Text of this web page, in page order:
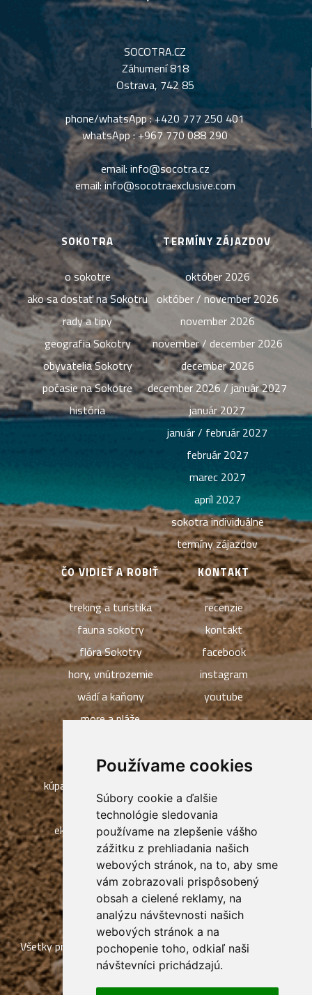
Používame cookies
Súbory cookie a ďalšie
technológie sledovania
používame na zlepšenie vášho
zážitku z prehliadania našich
webových stránok, na to, aby sme
vám zobrazovali prispôsobený
obsah a cielené reklamy, na
analýzu návštevnosti našich
webových stránok a na
pochopenie toho, odkiaľ naši
návštevníci prichádzajú.
SOCOTRA.CZ
Záhumení 818
Ostrava, 742 85
phone/whatsApp :+420 777 250 401
whatsApp :+967 770 088 290
email: info@socotra.cz
email:info@socotraexclusive.com
SOKOTRA
o sokotre
ako sa dostať na Sokotru
rady a tipy
geografia Sokotry
obyvatelia Sokotry
počasie na Sokotre
história
TERMÍNY ZÁJAZDOV
október 2026
október / november 2026
november 2026
november / december 2026
december 2026
december 2026 / január 2027
január 2027
január / február 2027
február 2027
marec 2027
apríl 2027
sokotra individuálne
termíny zájazdov
ČO VIDIEŤ A ROBIŤ
treking a turistika
fauna sokotry
flóra Sokotry
hory, vnútrozemie
wádí a kaňony
more a pláže
Ľudia a dediny
kúpanie, potápanie a rybolov
jaskyne Sokotry
ekoturistika, Eko kempy
KONTAKT
recenzie
kontakt
facebook
instagram
youtube
Všetky práva vyhradené Socotra Exclusive Tours, tvorba a
prevádzka webu:ISSA CZECH